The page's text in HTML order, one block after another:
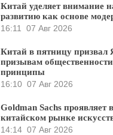
Китай уделяет внимание
развитию как основе
16:11
07 Авг 2026
Китай в пятницу
призывам
принципы
16:10 07 Авг 2026
Goldman Sachs проявляет
китайском рынке
14:14 07 Авг 2026